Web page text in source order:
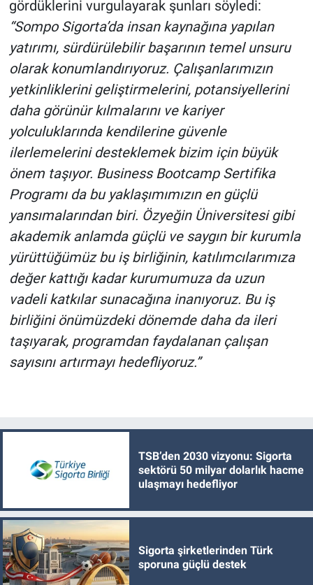
gördüklerini vurgulayarak şunları söyledi:
“Sompo Sigorta’da insan kaynağına yapılan
yatırımı, sürdürülebilir başarının temel unsuru
olarak konumlandırıyoruz. Çalışanlarımızın
yetkinliklerini geliştirmelerini, potansiyellerini
daha görünür kılmalarını ve kariyer
yolculuklarında kendilerine güvenle
ilerlemelerini desteklemek bizim için büyük
önem taşıyor. Business Bootcamp Sertifika
Programı da bu yaklaşımımızın en güçlü
yansımalarından biri. Özyeğin Üniversitesi gibi
akademik anlamda güçlü ve saygın bir kurumla
yürüttüğümüz bu iş birliğinin, katılımcılarımıza
değer kattığı kadar kurumumuza da uzun
vadeli katkılar sunacağına inanıyoruz. Bu iş
birliğini önümüzdeki dönemde daha da ileri
taşıyarak, programdan faydalanan çalışan
sayısını artırmayı hedefliyoruz.”
TSB’den 2030 vizyonu: Sigorta
sektörü 50 milyar dolarlık hacme
ulaşmayı hedefliyor
Sigorta şirketlerinden Türk
sporuna güçlü destek